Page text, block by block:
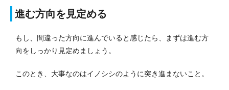
進む方向を見定める
もし、間違った方向に進んでいると感じたら、まずは進む方
向をしっかり見定めましょう。
このとき、大事なのはイノシシのように突き進まないこと。